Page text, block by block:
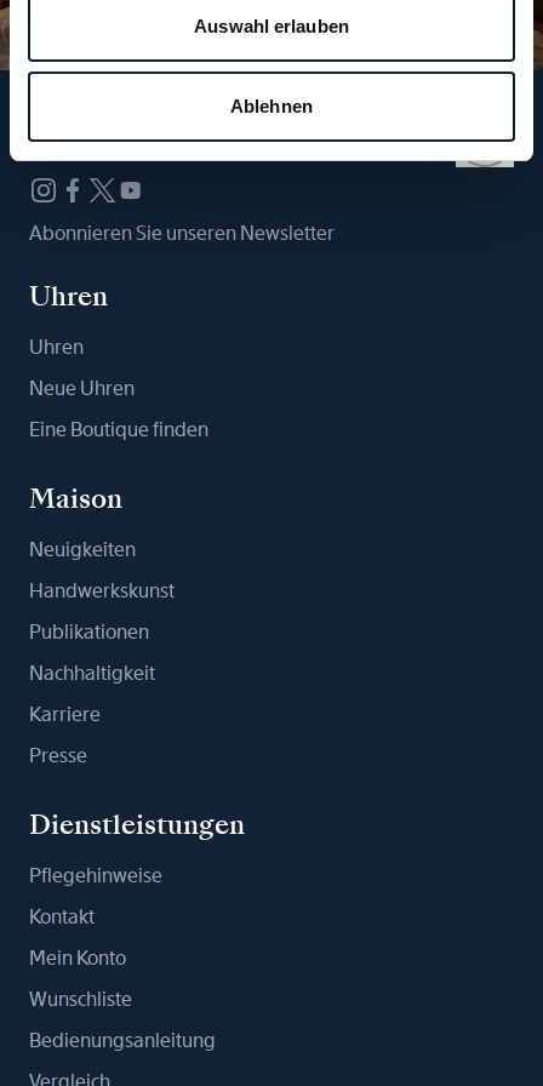
Auswahl erlauben
Ablehnen
Folgen Sie uns
Abonnieren Sie unseren Newsletter
Uhren
Uhren
Neue Uhren
Eine Boutique finden
Maison
Neuigkeiten
Handwerkskunst
Publikationen
Nachhaltigkeit
Karriere
Presse
Dienstleistungen
Pflegehinweise
Kontakt
Mein Konto
Wunschliste
Bedienungsanleitung